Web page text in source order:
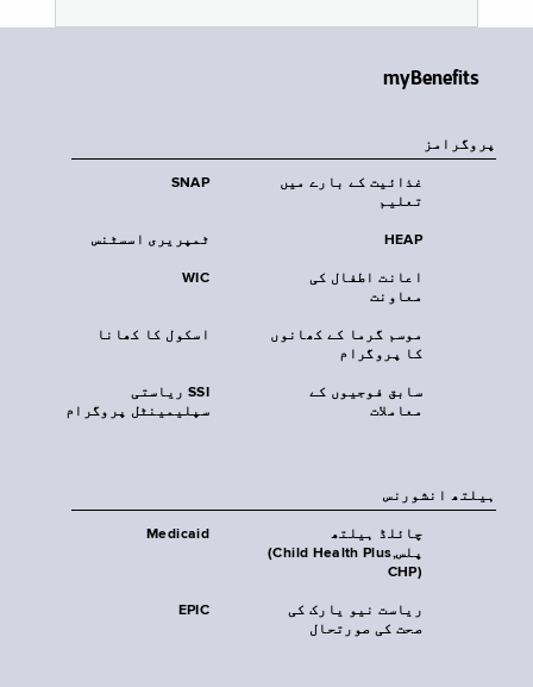
myBenefits
پروگرامز
SNAP
غذائیت کے بارے میں
تعلیم
ٹمپریری اسسٹنس HEAP
WIC
اعانت اطفال کی
معاونت
اسکول کا کھانا
موسم گرما کے کھانوں
کا پروگرام
SSI ریاستی
سپلیمینٹل پروگرام
سابق فوجیوں کے
معاملات
‏ہیلتھ انشورنس
Medicaid
چائلڈ ہیلتھ
پلس‎(Child Health Plus,
CHP)‎
EPIC
ریاست نیو یارک کی
صحت کی صورتحال